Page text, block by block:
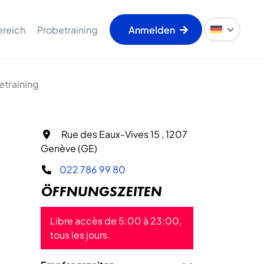
Probetraining Anmelden
Rue des Eaux-Vives 15 , 1207
Genève (GE)
022 786 99 80
ÖFFNUNGSZEITEN
Libre accès de 5:00 à 23:00,
tous les jours.